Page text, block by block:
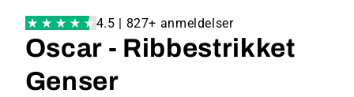
4.5 | 827+ anmeldelser
Oscar - Ribbestrikket
Genser